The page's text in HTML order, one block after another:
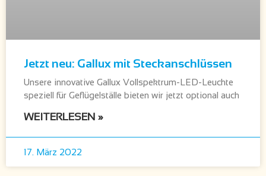
Jetzt neu: Gallux mit Steckanschlüssen
Unsere innovative Gallux Vollspektrum-LED-Leuchte
speziell für Geflügelställe bieten wir jetzt optional auch
WEITERLESEN »
17. März 2022